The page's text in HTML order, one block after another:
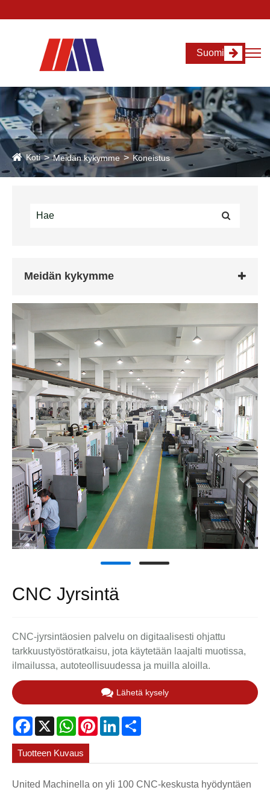
Suomi
Koti Meidän kykymme Koneistus
Meidän kykymme
CNC Jyrsintä
CNC-jyrsintäosien palvelu on digitaalisesti ohjattu
tarkkuustyöstöratkaisu, jota käytetään laajalti muotissa,
ilmailussa, autoteollisuudessa ja muilla aloilla.
Lähetä kysely
Facebook
X WhatsAppPinterestLinkedIn
Tuotteen Kuvaus
United Machinella on yli 100 CNC-keskusta hyödyntäen